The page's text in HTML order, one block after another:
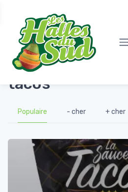
Accueil Produits identifiés “tacos”
tacos
Populaire - cher + cher